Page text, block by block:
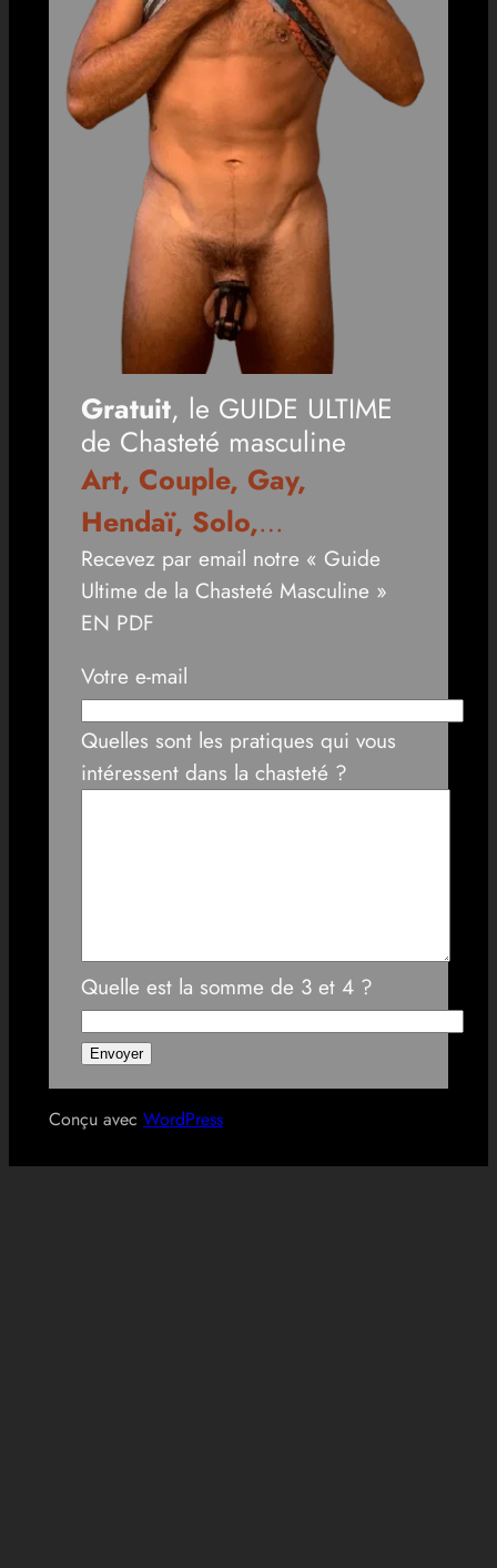
Gratuit, le GUIDE ULTIME
de Chasteté masculine
Art, Couple, Gay,
Hendaï, Solo,…
Recevez par email notre « Guide
Ultime de la Chasteté Masculine »
EN PDF
Votre e-mail
Quelles sont les pratiques qui vous
intéressent dans la chasteté ?
Quelle est la somme de 3 et 4 ?
Conçu avec WordPress